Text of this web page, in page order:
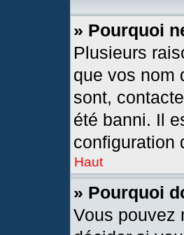
» Pourquoi
Plusieurs
que vos nom
sont,
été banni. Il
configuration
Haut
» Pourquoi
Vous pouvez